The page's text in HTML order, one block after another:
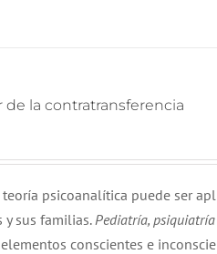
de la contratransferencia
psicoanalítica puede ser
sus familias.Pediatría,
conscientes e